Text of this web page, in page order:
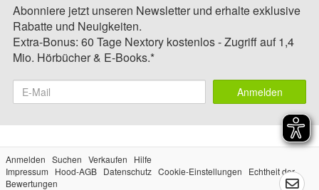
Abonniere jetzt unseren Newsletter und erhalte exklusive
Rabatte und Neuigkeiten.
Extra-Bonus: 60 Tage Nextory kostenlos - Zugriff auf 1,4
Mio. Hörbücher & E-Books.*
Anmelden
Anmelden Suchen Verkaufen
Hilfe
Impressum
Hood-AGB Datenschutz Cookie-Einstellungen
Echtheit der
Bewertungen